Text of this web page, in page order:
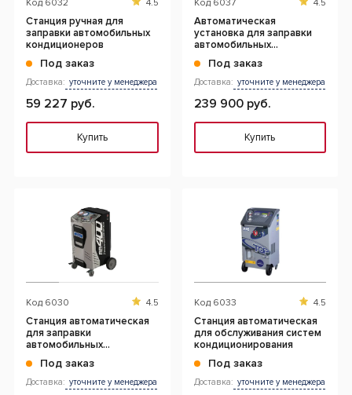
Код 6032 4.5
Станция ручная для
заправки автомобильных
кондиционеров
Под заказ
Доставка: уточните у менеджера
59 227 руб.
Купить
Код 6037 4.5
Автоматическая
установка для заправки
автомобильных
Под заказ
Доставка: уточните у менеджера
239 900 руб.
Купить
Код 6030 4.5
Станция автоматическая
для заправки
автомобильных
Под заказ
Доставка: уточните у менеджера
Код 6033 4.5
Станция автоматическая
для обслуживания систем
кондиционирования
Под заказ
Доставка: уточните у менеджера